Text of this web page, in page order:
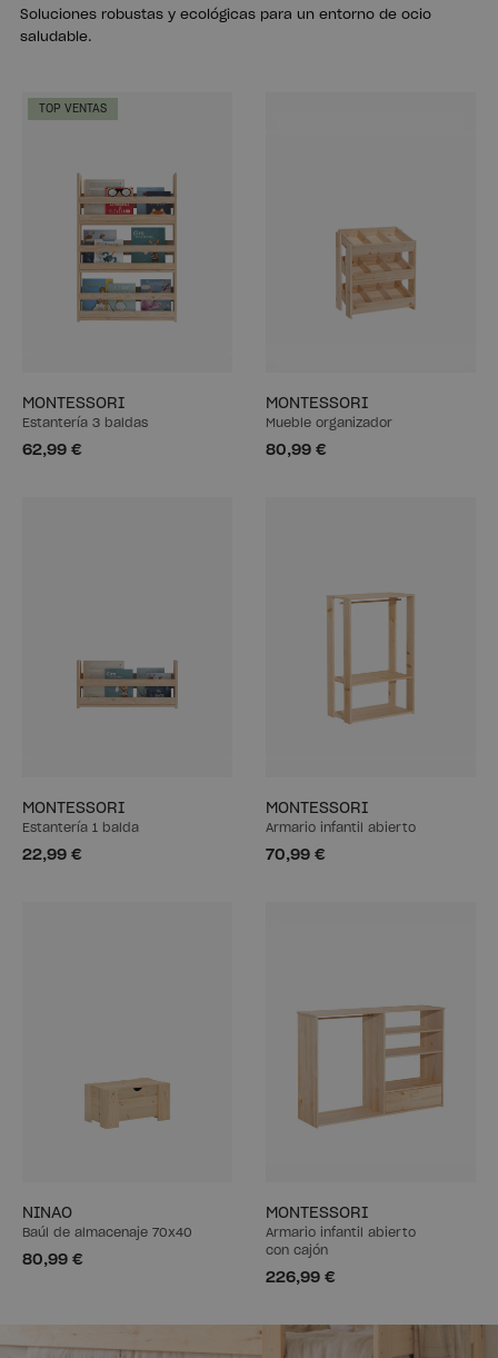
Soluciones robustas y ecológicas para un entorno de ocio
saludable.
TOP VENTAS
MONTESSORI
Estantería 3 baldas
62,99 €
MONTESSORI
Mueble organizador
80,99 €
MONTESSORI
Estantería 1 balda
22,99 €
MONTESSORI
Armario infantil abierto
70,99 €
NINAO
Baúl de almacenaje 70x40
80,99 €
MONTESSORI
Armario infantil abierto
con cajón
226,99 €